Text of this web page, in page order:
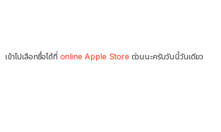
เข้าไปเลือกซื้อได้ที่ online Apple Store ด่วนนะครับวันนี้วันเดียว